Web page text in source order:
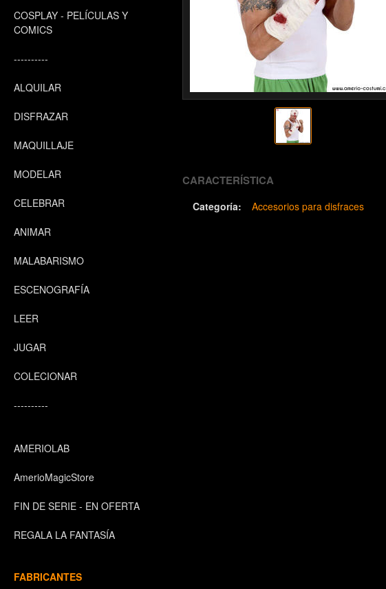
COSPLAY - PELÍCULAS Y
COMICS
----------
ALQUILAR
DISFRAZAR
MAQUILLAJE
MODELAR
CELEBRAR
ANIMAR
MALABARISMO
ESCENOGRAFÍA
LEER
JUGAR
COLECIONAR
----------
AMERIOLAB
AmerioMagicStore
FIN DE SERIE - EN OFERTA
REGALA LA FANTASÍA
FABRICANTES
CARACTERÍSTICA
Categoría: Accesorios para disfraces